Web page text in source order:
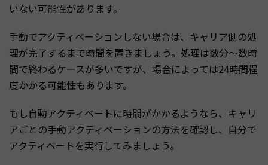
いない可能性があります。
手動でアクティベーションしない場合は、キャリア側の処
理が完了するまで時間を置きましょう。処理は数分〜数時
間で終わるケースが多いですが、場合によっては24時間程
度かかる可能性もあります。
もし自動アクティベートに時間がかかるようなら、キャリ
アごとの手動アクティベーションの方法を確認し、自分で
アクティベートを実行してみましょう。